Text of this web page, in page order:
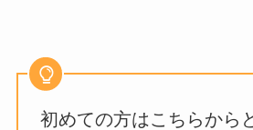
初めての方はこちらから